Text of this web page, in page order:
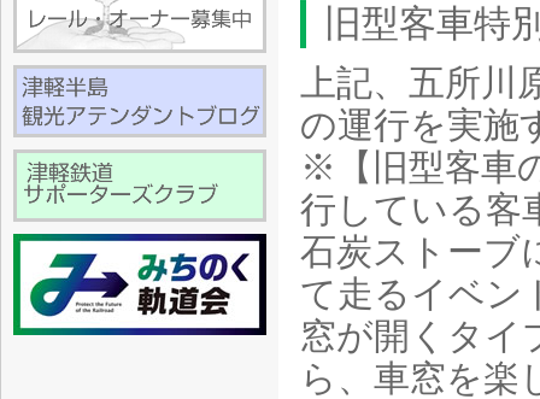
旧型客車特
上記、五所
の運行を実施
※【旧型客車
行している客
石炭ストーブ
て走るイベン
窓が開くタイ
ら、車窓を楽